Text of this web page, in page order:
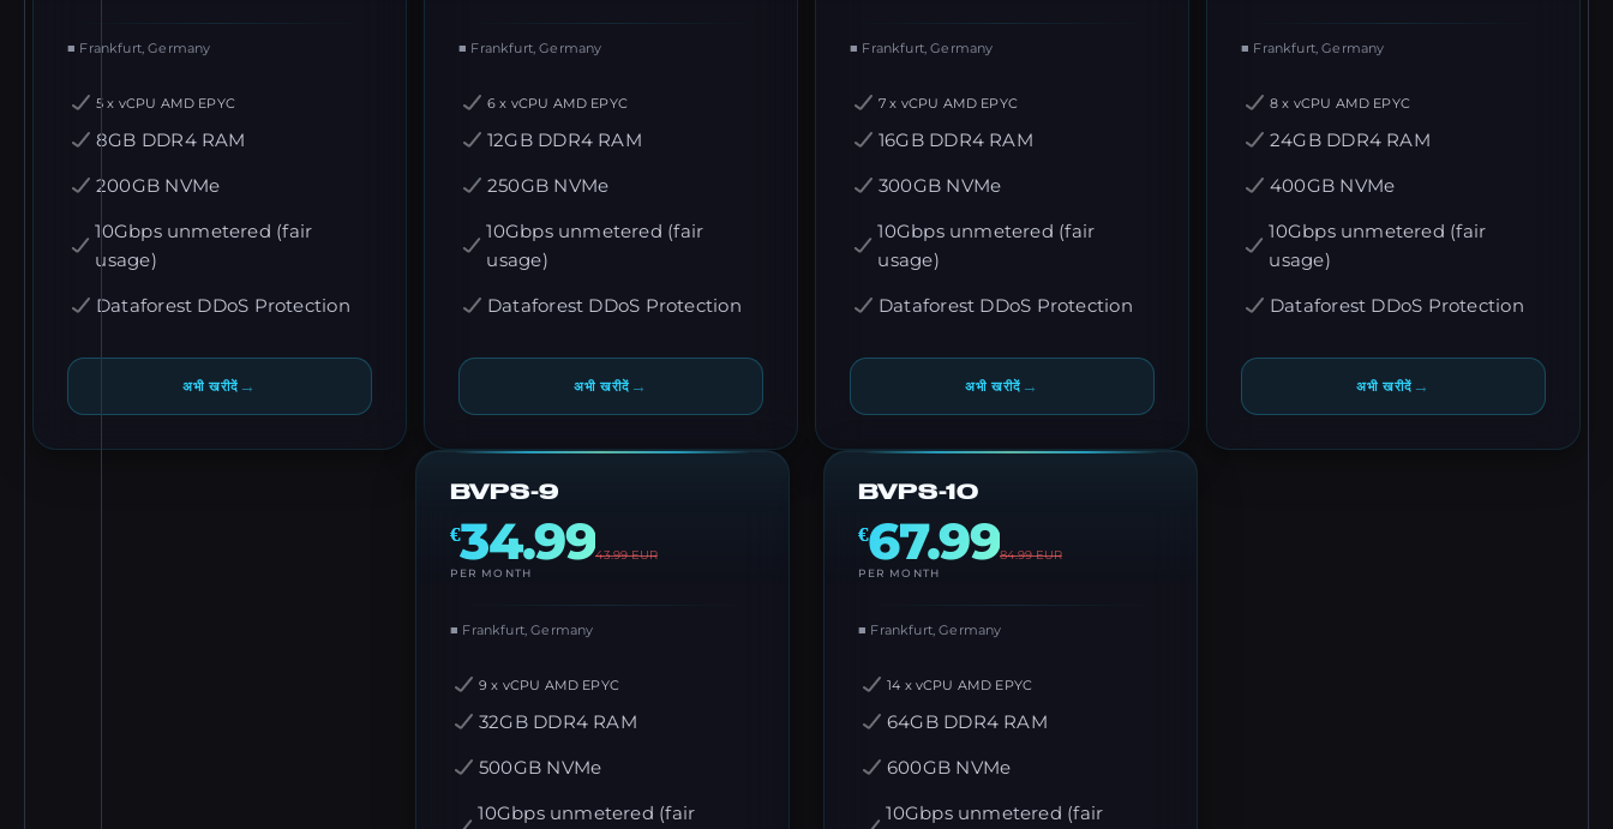
■ Frankfurt, Germany
5 x vCPU AMD EPYC
8GB DDR4 RAM
200GB NVMe
10Gbps unmetered (fair
usage)
Dataforest DDoS Protection
अभी खरीदें →
■ Frankfurt, Germany
6 x vCPU AMD EPYC
12GB DDR4 RAM
250GB NVMe
10Gbps unmetered (fair
usage)
Dataforest DDoS Protection
अभी खरीदें →
■ Frankfurt, Germany
7 x vCPU AMD EPYC
16GB DDR4 RAM
300GB NVMe
10Gbps unmetered (fair
usage)
Dataforest DDoS Protection
अभी खरीदें →
■ Frankfurt, Germany
8 x vCPU AMD EPYC
24GB DDR4 RAM
400GB NVMe
10Gbps unmetered (fair
usage)
Dataforest DDoS Protection
अभी खरीदें →
BVPS-9
€34.9943.99EUR
PER MONTH
■ Frankfurt, Germany
9 x vCPU AMD EPYC
32GB DDR4 RAM
500GB NVMe
10Gbps unmetered (fair
BVPS-10
€67.9984.99EUR
PER MONTH
■ Frankfurt, Germany
14 x vCPU AMD EPYC
64GB DDR4 RAM
600GB NVMe
10Gbps unmetered (fair